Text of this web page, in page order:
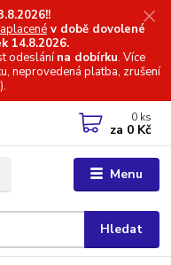
v době dovolené
14.8.2026.
odeslánína dobírku. Více
neprovedená platba, zrušení
Menu
Hledat
0 ks
za 0 Kč